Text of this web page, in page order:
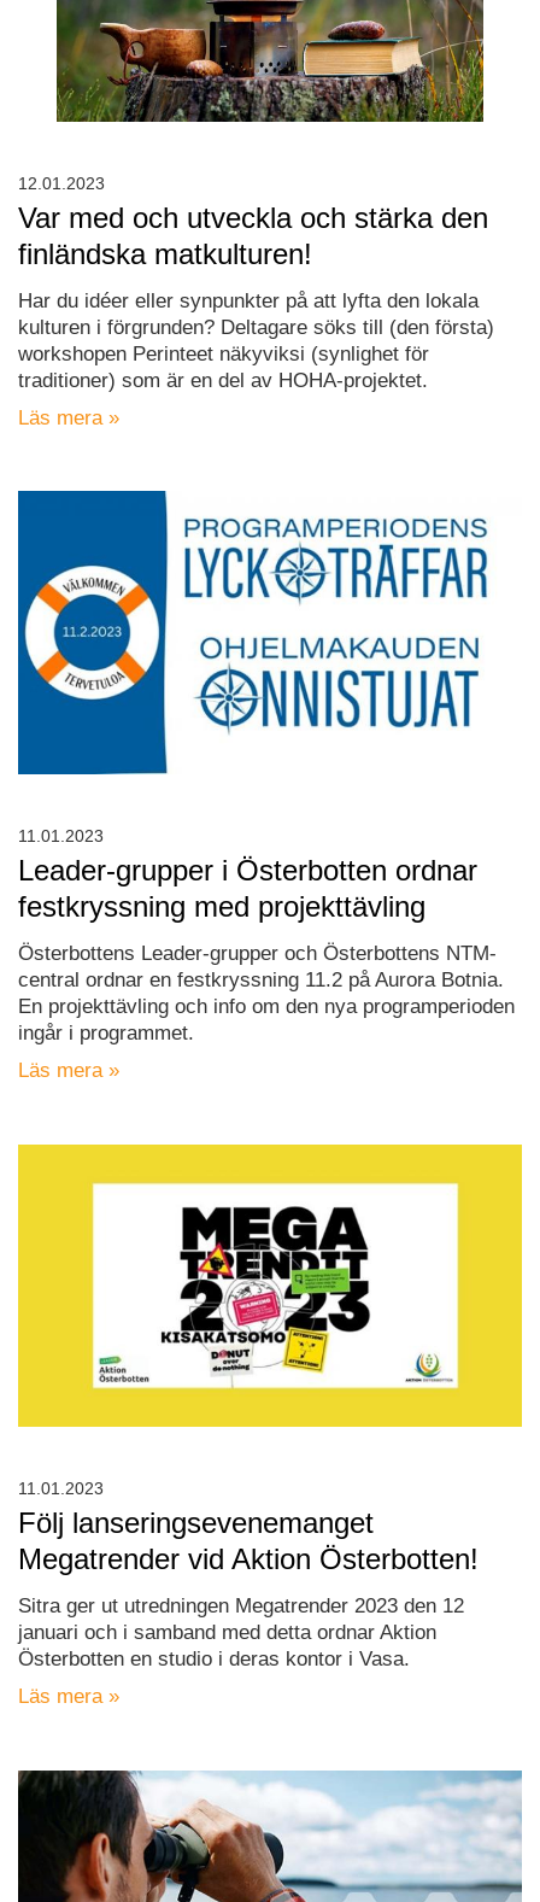
Var med och utveckla och stärka den
finländska matkulturen!
Har du idéer eller synpunkter på att lyfta den lokala
kulturen i förgrunden? Deltagare söks till (den första)
workshopen Perinteet näkyviksi (synlighet för
traditioner) som är en del av HOHA-projektet.
Läs mera »
12.01.2023
Leader-grupper i Österbotten ordnar
festkryssning med projekttävling
Österbottens Leader-grupper och Österbottens NTM-
central ordnar en festkryssning 11.2 på Aurora Botnia.
En projekttävling och info om den nya programperioden
ingår i programmet.
Läs mera »
11.01.2023
Följ lanseringsevenemanget
Megatrender vid Aktion Österbotten!
Sitra ger ut utredningen Megatrender 2023 den 12
januari och i samband med detta ordnar Aktion
Österbotten en studio i deras kontor i Vasa.
Läs mera »
11.01.2023